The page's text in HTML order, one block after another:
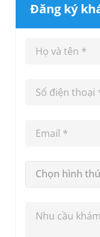
Đăng ký
Chọn hình